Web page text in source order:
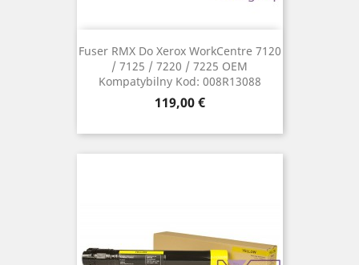
Fuser RMX Do Xerox WorkCentre 7120
/ 7125 / 7220 / 7225 OEM
Kompatybilny Kod: 008R13088
Cena
119,00 €